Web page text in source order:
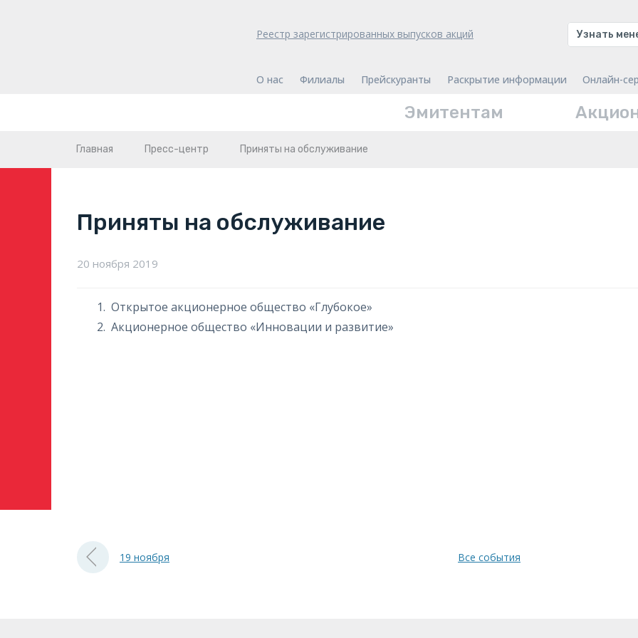
Реестр зарегистрированных выпусков акций Узнать
О нас Филиалы Прейскуранты Раскрытие информации Онлайн-
Эмитентам
Главная Пресс-центр Приняты на обслуживание
Приняты на обслуживание
20 ноября 2019
Открытое акционерное общество «Глубокое»
Акционерное общество «Инновации и развитие»
19 ноября Все события